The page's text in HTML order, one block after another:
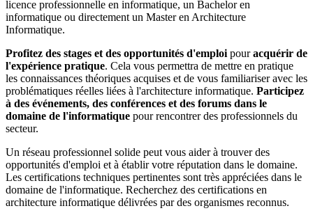
licence professionnelle en informatique, un Bachelor en
informatique ou directement un Master en Architecture
Informatique.
Profitez des stages et des opportunités d'emploi pouracquérir de
l'expérience pratique. Cela vous permettra de mettre en pratique
les connaissances théoriques acquises et de vous familiariser avec les
problématiques réelles liées à l'architecture informatique. Participez
à des événements, des conférences et des forums dans le
domaine de l'informatique pour rencontrer des professionnels du
secteur.
Un réseau professionnel solide peut vous aider à trouver des
opportunités d'emploi et à établir votre réputation dans le domaine.
Les certifications techniques pertinentes sont très appréciées dans le
domaine de l'informatique. Recherchez des certifications en
architecture informatique délivrées par des organismes reconnus.